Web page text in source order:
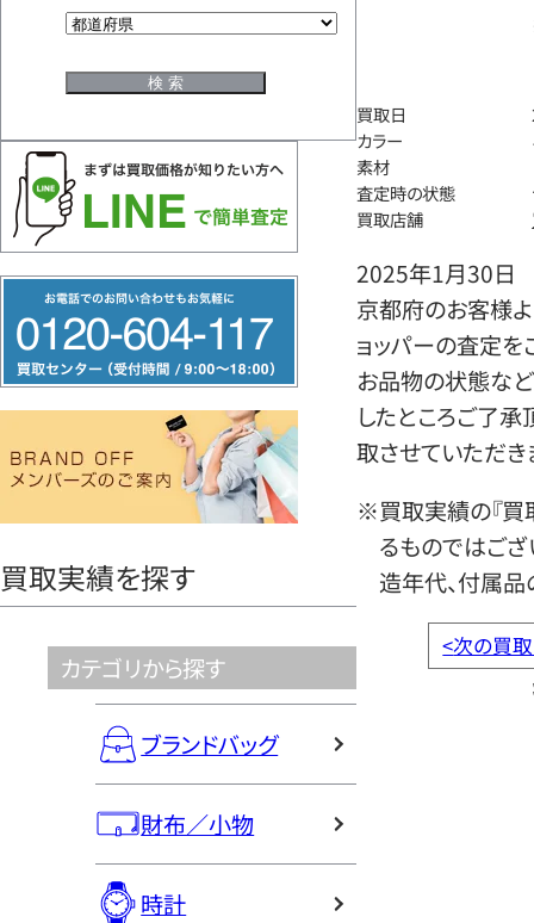
リ
ー
ヤ
買取実績を探す
カテゴリから探す
ブランドバッグ
財布／小物
時計
買取日
カラー
素材
査定時の状態
買取店舗
2025年1月30日
京都府のお客様
ョッパーの査定を
お品物の状態など
したところご了
取させていただき
※買取実績の『買
るものではござ
造年代、付属品
<次の買